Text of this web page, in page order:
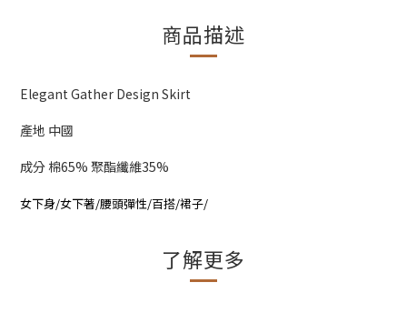
商品描述
Elegant Gather Design Skirt
產地 中國
成分 棉65% 聚酯纖維35%
女下身/女下著/腰頭彈性/百搭/裙子/
了解更多